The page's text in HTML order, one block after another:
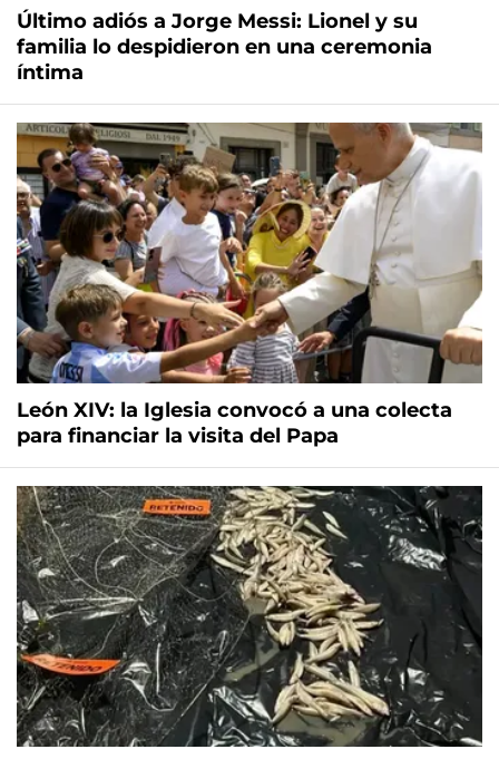
Último adiós a Jorge Messi: Lionel y su
familia lo despidieron en una ceremonia
íntima
León XIV: la Iglesia convocó a una colecta
para financiar la visita del Papa